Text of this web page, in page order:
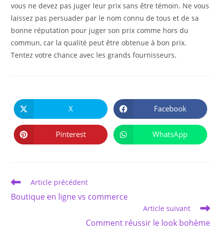
vous ne devez pas juger leur prix sans être témoin. Ne vous
laissez pas persuader par le nom connu de tous et de sa
bonne réputation pour juger son prix comme hors du
commun, car la qualité peut être obtenue à bon prix.
Tentez votre chance avec les grands fournisseurs.
CE
CONTENU
Ouvrir
dans
une
autre
fenêtre
X Ouvrir
dans
une
autre
fenêtre
Facebook
Ouvrir
dans
Pinterest Ouvrir
dans
WhatsApp
Read
articles
Article précédent
Boutique en ligne vs commerce
Article suivant
Comment réussir le look bohème